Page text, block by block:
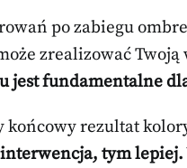
po zabiegu
zrealizować
jest fundamentalne
końcowy rezultat
tym lepiej.